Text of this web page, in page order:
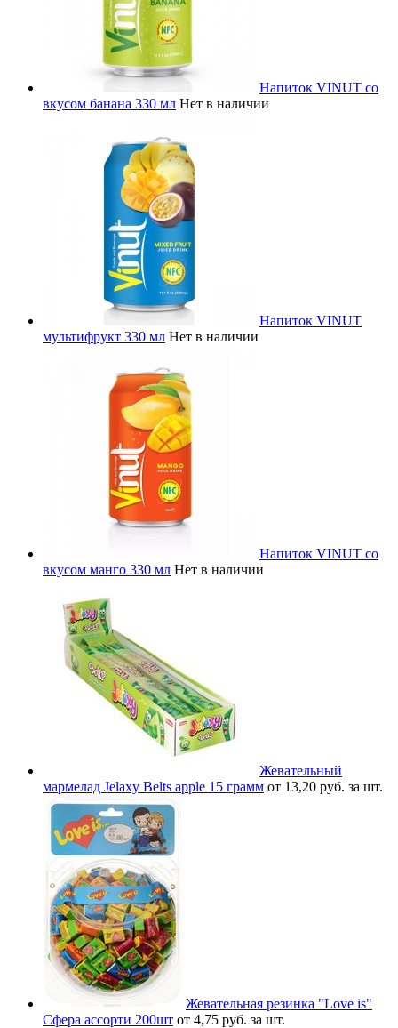
Напиток VINUT со
вкусом банана 330 мл Нет в наличии
Напиток VINUT
мультифрукт 330 мл Нет в наличии
Напиток VINUT со
вкусом манго 330 мл Нет в наличии
Жевательный
мармелад Jelaxy Belts apple 15 грамм от 13,20 руб. за шт.
Жевательная резинка "Love is"
Сфера ассорти 200шт от 4,75 руб. за шт.